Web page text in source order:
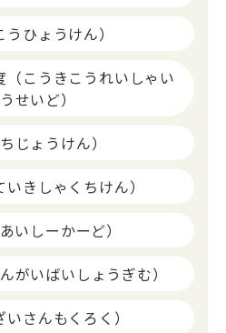
ひょうけん）
こうきこうれいしゃい
せいど）
じょうけん）
きしゃくちけん）
いしーかーど）
がいばいしょうぎむ）
さんもくろく）